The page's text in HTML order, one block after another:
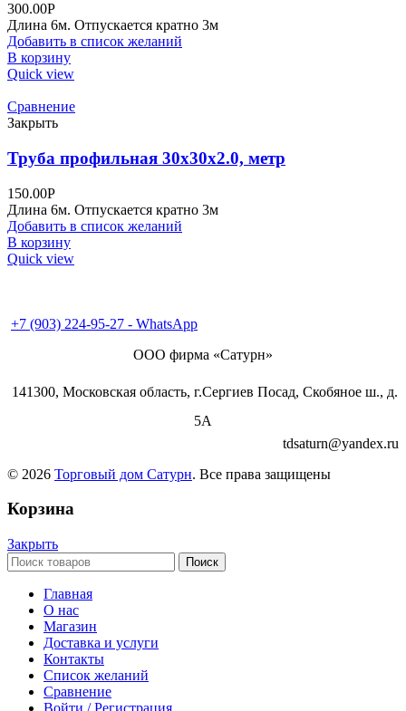
300.00Р
Длина 6м. Отпускается кратно 3м
Добавить в список желаний
В корзину
Quick view
Сравнение
Закрыть
Труба профильная 30х30х2.0, метр
150.00Р
Длина 6м. Отпускается кратно 3м
Добавить в список желаний
В корзину
Quick view
+7 (903) 224-95-27 - WhatsApp
ООО фирма «Сатурн»
141300, Московская область, г.Сергиев Посад, Скобяное ш., д.
5А
tdsaturn@yandex.ru
© 2026 Торговый дом Сатурн. Все права защищены
Корзина
Закрыть
Поиск
Главная
О нас
Магазин
Доставка и услуги
Контакты
Список желаний
Сравнение
Войти / Регистрация